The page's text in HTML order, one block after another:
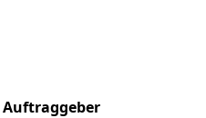
Auftraggeber